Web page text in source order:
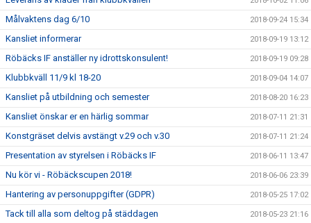
Målvaktens dag 6/10 2018-09-24 15:34
Kansliet informerar 2018-09-19 13:12
Röbäcks IF anställer ny idrottskonsulent! 2018-09-19 09:28
Klubbkväll 11/9 kl 18-20 2018-09-04 14:07
Kansliet på utbildning och semester 2018-08-20 16:23
Kansliet önskar er en härlig sommar 2018-07-11 21:31
Konstgräset delvis avstängt v.29 och v.30 2018-07-11 21:24
Presentation av styrelsen i Röbäcks IF 2018-06-11 13:47
Nu kör vi - Röbäckscupen 2018! 2018-06-06 23:39
Hantering av personuppgifter (GDPR) 2018-05-25 17:02
Tack till alla som deltog på städdagen 2018-05-23 21:16